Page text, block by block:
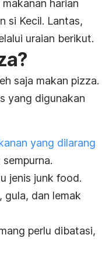
harian
si Kecil. Lantas,
uraian berikut.
?
saja makan pizza.
yang digunakan
yang dilarang
jenis junk food.
gula, dan lemak
perlu dibatasi,